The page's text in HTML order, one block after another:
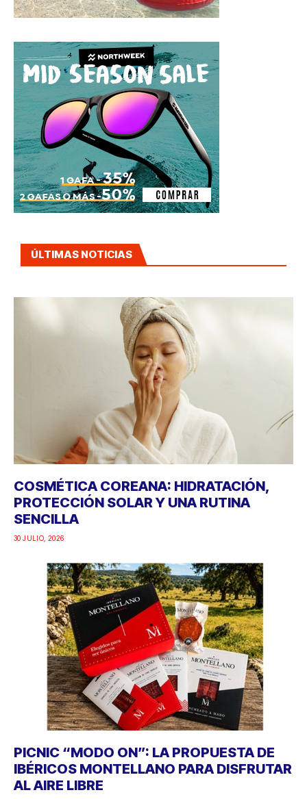
ÚLTIMAS NOTICIAS
COSMÉTICA COREANA: HIDRATACIÓN,
PROTECCIÓN SOLAR Y UNA RUTINA
SENCILLA
30 JULIO, 2026
PICNIC “MODO ON”: LA PROPUESTA DE
IBÉRICOS MONTELLANO PARA DISFRUTAR
AL AIRE LIBRE